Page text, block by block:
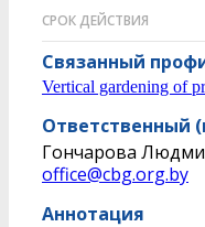
СРОК ДЕЙСТВИЯ
Связанный
Vertical gardening of
Ответственный
Гончарова
office@cbg.org.by
Аннотация